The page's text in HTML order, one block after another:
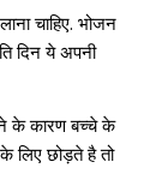
चाहिए. भोजन
दिन ये अपनी
के कारण बच्चे के
लिए छोड़ते है तो